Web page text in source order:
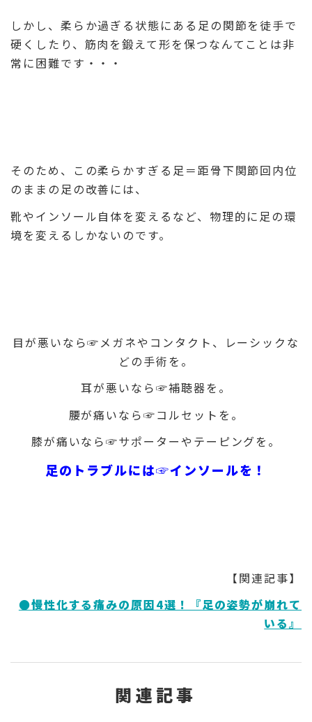
しかし、柔らか過ぎる状態にある足の関節を徒手で
硬くしたり、筋肉を鍛えて形を保つなんてことは非
常に困難です・・・
そのため、この柔らかすぎる足＝距骨下関節回内位
のままの足の改善には、
靴やインソール自体を変えるなど、物理的に足の環
境を変えるしかないのです。
目が悪いなら☞メガネやコンタクト、レーシックな
どの手術を。
耳が悪いなら☞補聴器を。
腰が痛いなら☞コルセットを。
膝が痛いなら☞サポーターやテーピングを。
足のトラブルには☞インソールを！
【関連記事】
●慢性化する痛みの原因4選！『足の姿勢が崩れて
いる』
関連記事